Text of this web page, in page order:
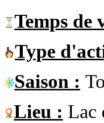
Temps de
Type
Saison :
Lieu : Lac